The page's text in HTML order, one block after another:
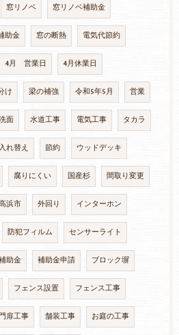
窓リノベ 窓リノベ補助金
助金 窓の断熱 電気代節約
4月 営業日 4月休業日
け 梁の補強 令和5年5月 営業
面 水道工事 電気工事 タカラ
れ替え 節約 ウッドデッキ
腐りにくい 国産杉 間取り変更
浜市 外回り インターホン
防犯フィルム センサーライト
助金 補助金申請 ブロック塀
フェンス設置 フェンス工事
扉工事 舗装工事 お庭の工事